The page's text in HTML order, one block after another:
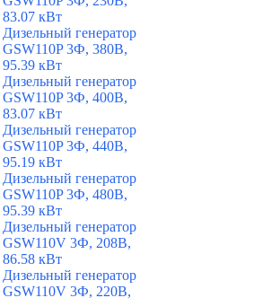
83.07 кВт
Дизельный генератор
GSW110P 3Ф, 380В,
95.39 кВт
Дизельный генератор
GSW110P 3Ф, 400В,
83.07 кВт
Дизельный генератор
GSW110P 3Ф, 440В,
95.19 кВт
Дизельный генератор
GSW110P 3Ф, 480В,
95.39 кВт
Дизельный генератор
GSW110V 3Ф, 208В,
86.58 кВт
Дизельный генератор
GSW110V 3Ф, 220В,